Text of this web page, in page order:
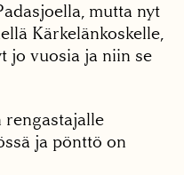
mutta nyt
Kärkelänkoskelle,
jo vuosia ja niin se
rengastajalle
ja pönttö on